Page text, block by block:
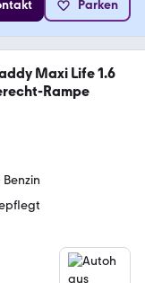
Parken
Maxi Life 1.6
Rampe
Benzin